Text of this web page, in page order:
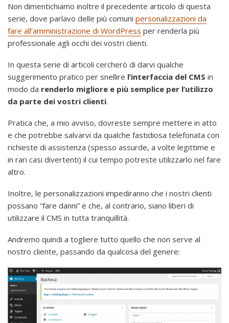
Non dimentichiamo inoltre il precedente articolo di questa
serie, dove parlavo delle più comuni personalizzazioni da
fare all’amministrazione di WordPress per renderla più
professionale agli occhi dei vostri clienti.
In questa serie di articoli cercherò di darvi qualche
suggerimento pratico per snellire l’interfaccia del CMS in
modo da renderlo migliore e più semplice per l’utilizzo
da parte dei vostri clienti.
Pratica che, a mio avviso, dovreste sempre mettere in atto
e che potrebbe salvarvi da qualche fastidiosa telefonata con
richieste di assistenza (spesso assurde, a volte legittime e
in rari casi divertenti) il cui tempo potreste utilizzarlo nel fare
altro.
Inoltre, le personalizzazioni impediranno che i nostri clienti
possano “fare danni” e che, al contrario, siano liberi di
utilizzare il CMS in tutta tranquillità.
Andremo quindi a togliere tutto quello che non serve al
nostro cliente, passando da qualcosa del genere: